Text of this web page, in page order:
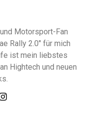
Motorsport-Fan
Rally 2.0" für mich
ist mein liebstes
Hightech und neuen